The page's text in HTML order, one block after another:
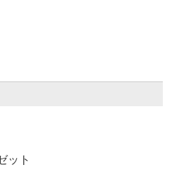
ット